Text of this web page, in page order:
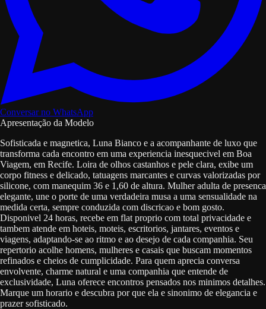
Conversar no WhatsApp
Apresentação da Modelo
Sofisticada e magnetica, Luna Bianco e a acompanhante de luxo que
transforma cada encontro em uma experiencia inesquecivel em Boa
Viagem, em Recife. Loira de olhos castanhos e pele clara, exibe um
corpo fitness e delicado, tatuagens marcantes e curvas valorizadas por
silicone, com manequim 36 e 1,60 de altura. Mulher adulta de presenca
elegante, une o porte de uma verdadeira musa a uma sensualidade na
medida certa, sempre conduzida com discricao e bom gosto.
Disponivel 24 horas, recebe em flat proprio com total privacidade e
tambem atende em hoteis, moteis, escritorios, jantares, eventos e
viagens, adaptando-se ao ritmo e ao desejo de cada companhia. Seu
repertorio acolhe homens, mulheres e casais que buscam momentos
refinados e cheios de cumplicidade. Para quem aprecia conversa
envolvente, charme natural e uma companhia que entende de
exclusividade, Luna oferece encontros pensados nos minimos detalhes.
Marque um horario e descubra por que ela e sinonimo de elegancia e
prazer sofisticado.